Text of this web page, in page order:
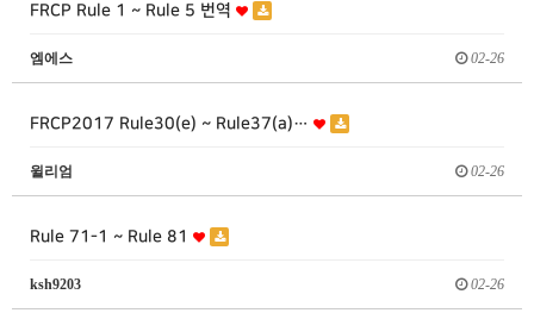
FRCP Rule 1 ~ Rule 5 번역
엠에스 02-26
FRCP2017 Rule30(e) ~ Rule37(a)…
윌리엄 02-26
Rule 71-1 ~ Rule 81
ksh9203 02-26